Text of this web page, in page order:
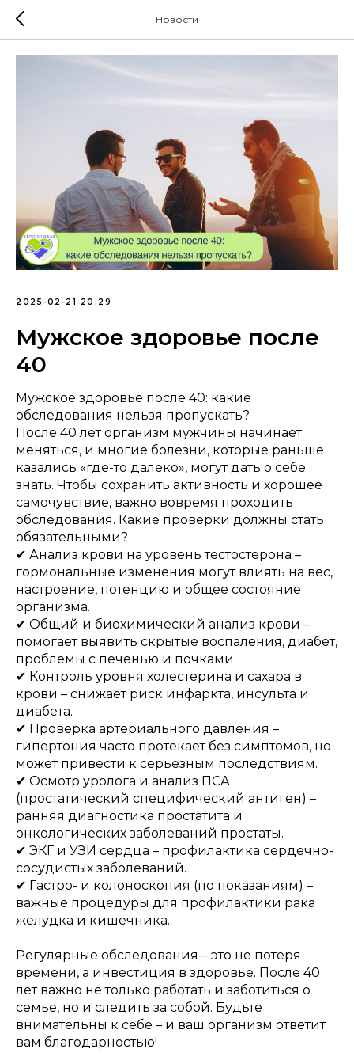
Новости
2025-02-21 20:29
Мужское здоровье после
40
Мужское здоровье после 40: какие
обследования нельзя пропускать?
После 40 лет организм мужчины начинает
меняться, и многие болезни, которые раньше
казались «где-то далеко», могут дать о себе
знать. Чтобы сохранить активность и хорошее
самочувствие, важно вовремя проходить
обследования. Какие проверки должны стать
обязательными?
✔ Анализ крови на уровень тестостерона –
гормональные изменения могут влиять на вес,
настроение, потенцию и общее состояние
организма.
✔ Общий и биохимический анализ крови –
помогает выявить скрытые воспаления, диабет,
проблемы с печенью и почками.
✔ Контроль уровня холестерина и сахара в
крови – снижает риск инфаркта, инсульта и
диабета.
✔ Проверка артериального давления –
гипертония часто протекает без симптомов, но
может привести к серьезным последствиям.
✔ Осмотр уролога и анализ ПСА
(простатический специфический антиген) –
ранняя диагностика простатита и
онкологических заболеваний простаты.
✔ ЭКГ и УЗИ сердца – профилактика сердечно-
сосудистых заболеваний.
✔ Гастро- и колоноскопия (по показаниям) –
важные процедуры для профилактики рака
желудка и кишечника.
Регулярные обследования – это не потеря
времени, а инвестиция в здоровье. После 40
лет важно не только работать и заботиться о
семье, но и следить за собой. Будьте
внимательны к себе – и ваш организм ответит
вам благодарностью!